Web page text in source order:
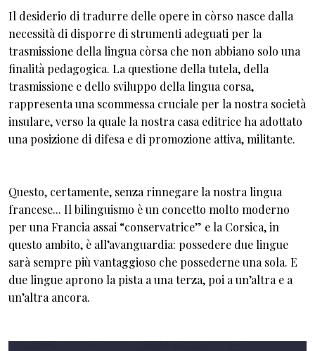
Il desiderio di tradurre delle opere in còrso nasce dalla
necessità di disporre di strumenti adeguati per la
trasmissione della lingua còrsa che non abbiano solo una
finalità pedagogica. La questione della tutela, della
trasmissione e dello sviluppo della lingua corsa,
rappresenta una scommessa cruciale per la nostra società
insulare, verso la quale la nostra casa editrice ha adottato
una posizione di difesa e di promozione attiva, militante.
Questo, certamente, senza rinnegare la nostra lingua
francese... Il bilinguismo è un concetto molto moderno
per una Francia assai “conservatrice” e la Corsica, in
questo ambito, è all’avanguardia: possedere due lingue
sarà sempre più vantaggioso che possederne una sola. E
due lingue aprono la pista a una terza, poi a un’altra e a
un’altra ancora.